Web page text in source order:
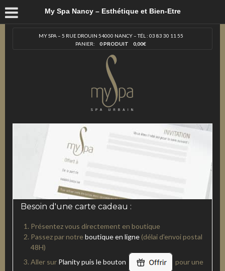
My Spa Nancy – Esthétique et Bien-Etre
MY SPA – 5 RUE DROUIN 54000 NANCY – TÉL : 03 83 30 11 55
PANIER:
0 PRODUIT 0,00€
Besoin d'une carte cadeau :
Présentez vous directement en boutique
Passez par notre boutique en ligne (délai d'envoi postal
48H)
Aller sur Planity puis le bouton
pour une